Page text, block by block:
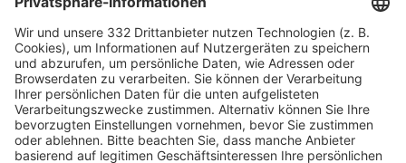
HÄUFIG BESUCHTE SEITEN
Pässe und Vereinswechsel
Trainerausbildung
Schulungsangebot Vereinsmitarbeiter
BFV-Geschäftsstellen